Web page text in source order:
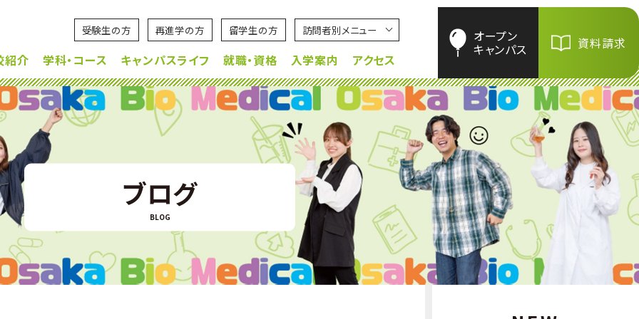
受験生の方 再進学の方 留学生の方 訪問者別メニュー
紹介 学科・コース キャンパスライフ 就職・資格 入学案内 アクセス
オープン
キャンパス 資料請求
ブログ
BLOG